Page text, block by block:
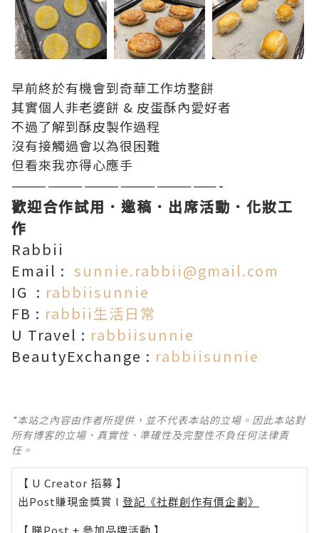
早前終於有機會到奇華工作坊整餅
其實個人非老婆餅 & 皮蛋酥內愛好者
不過了解到酥皮製作過程
沒有接觸過會以為很困難
但看來我亦得心應手
—————————————————-
歡迎合作試用．邀稿．出席活動．化妝工
作
Rabbii
Email : sunnie.rabbii@gmail.com
IG : rabbiisunnie
FB : rabbii生活日常
U Travel : rabbiisunnie
BeautyExchange : rabbiisunnie
*本站之內容由作者所提供，並不代表本站的立場。因此本站對
所有博客的立場、真實性、準確性及完整性不負任何法律責
任。
【 U Creator 招募 】
出Post賺現金獎賞 l 登記《社群創作有價企劃》
【 睇Post + 參加品牌活動 】